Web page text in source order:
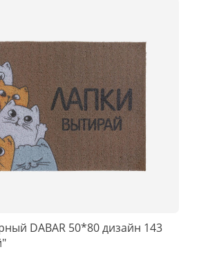
DABAR 50*80 дизайн 143